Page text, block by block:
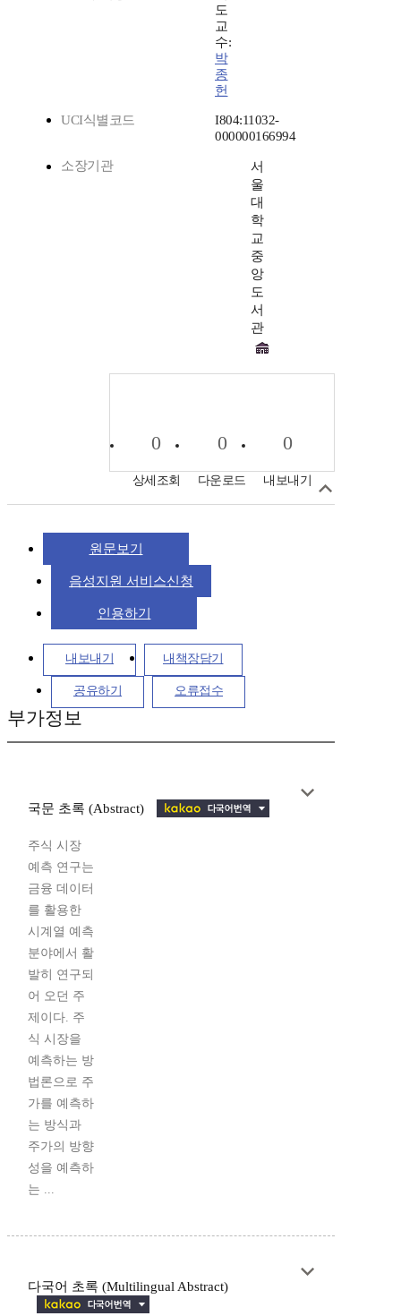
도
교
수:
박
종
헌
UCI식별코드
I804:11032-
000000166994
소장기관
서
울
대
학
교
중
앙
도
서
관
0
상세조회
0
다운로드
0
내보내기
원문보기
음성지원 서비스신청
인용하기
내보내기 내책장담기
공유하기 오류접수
부가정보
국문 초록 (Abstract)
주식 시장
예측 연구는
금융 데이터
를 활용한
시계열 예측
분야에서 활
발히 연구되
어 오던 주
제이다. 주
식 시장을
예측하는 방
법론으로 주
가를 예측하
는 방식과
주가의 방향
성을 예측하
는 ...
다국어 초록 (Multilingual Abstract)